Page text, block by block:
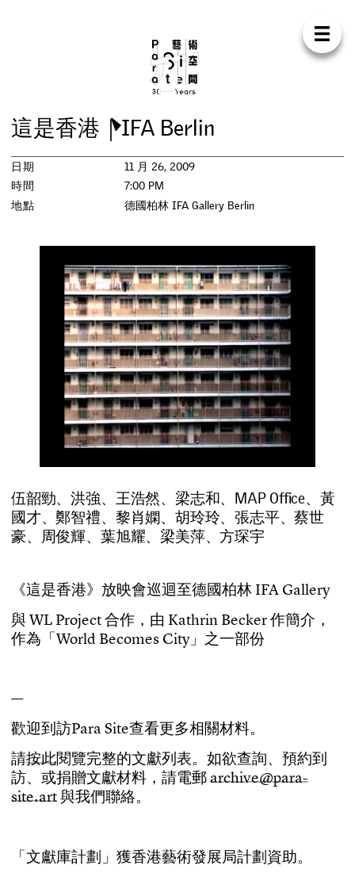
Para
我們 支持
展覽
藝術駐留
出版
工作坊
這是香港 ｜IFA Berlin
日期
11 月 26, 2009
時間
7:00 PM
地點
德國柏林 IFA Gallery Berlin
伍韶勁、洪強、王浩然、梁志和、MAP Office、黃
國才、鄭智禮、黎肖嫻、胡玲玲、張志平、蔡世
豪、周俊輝、葉旭耀、梁美萍、方琛宇
《這是香港》 放映會巡迴至德國柏林 IFA Gallery
與WL Project合作 ， 由 Kathrin Becker作簡介 ，
作為 「World Becomes City」 之一部份
—
歡迎到 訪Para Site查看更多相關材料。
請按此閱覽完整的文獻列 表。 如欲查詢、 預約到
訪、 或捐贈文獻材料 ， 請電郵archive@para-
site.art與我們聯絡。
「文獻庫計劃 」 獲香港藝術發展局計劃 資助。